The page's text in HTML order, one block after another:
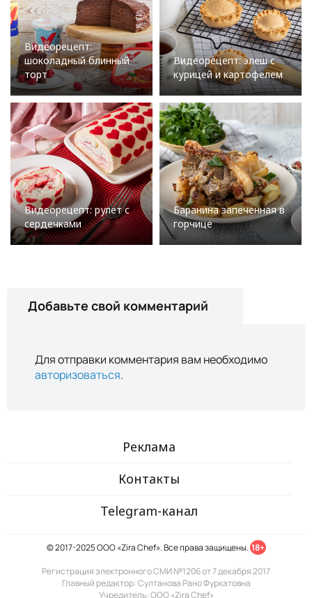
Видеорецепт:
шоколадный блинный
торт
Видеорецепт: элеш с
курицей и картофелем
Видеорецепт: рулет с
сердечками
Баранина запеченная в
горчице
Добавьте свой комментарий
Для отправки комментария вам необходимо
авторизоваться.
Реклама
Контакты
Telegram-канал
© 2017-2025 ООО «Zira Chef». Все права защищены. 18+
Регистрация электронного СМИ №1206 от 7 декабря 2017
Главный редактор: Султанова Рано Фуркатовна
Учредитель: ООО «Zira Chef»